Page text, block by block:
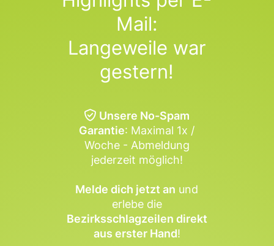
Mail:
Langeweile war
gestern!
Unsere No-Spam
Garantie: Maximal 1x /
Woche - Abmeldung
jederzeit möglich!
Melde dich jetzt an und
erlebe die
Bezirksschlagzeilen direkt
aus erster Hand!